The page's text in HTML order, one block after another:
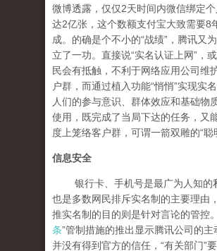
微博透露，仅仅2天时间内微信绑定
达2亿张，这个数额支付宝大致需要8
成。的确是个不小的“战绩”，腾讯又
立了一功。直接说“实名认证上网”，
民会有抵触，不利于网络应用公司维
户群，而通过植入功能“悄悄”实现实
人们的参与意识、群体效应和基础物
使用，既完成了当局下达的任务，又
度上笼络客户群，可谓一箭双雕的“聪
信息安全
银行卡、手机号是最广为人知的
也是多数网民排斥实名制的主要理由
推实名制的目的则是针对言论的管控
条”管制措施的推出显示腾讯公司的主
并没有得到官方的信任，“有关部门”